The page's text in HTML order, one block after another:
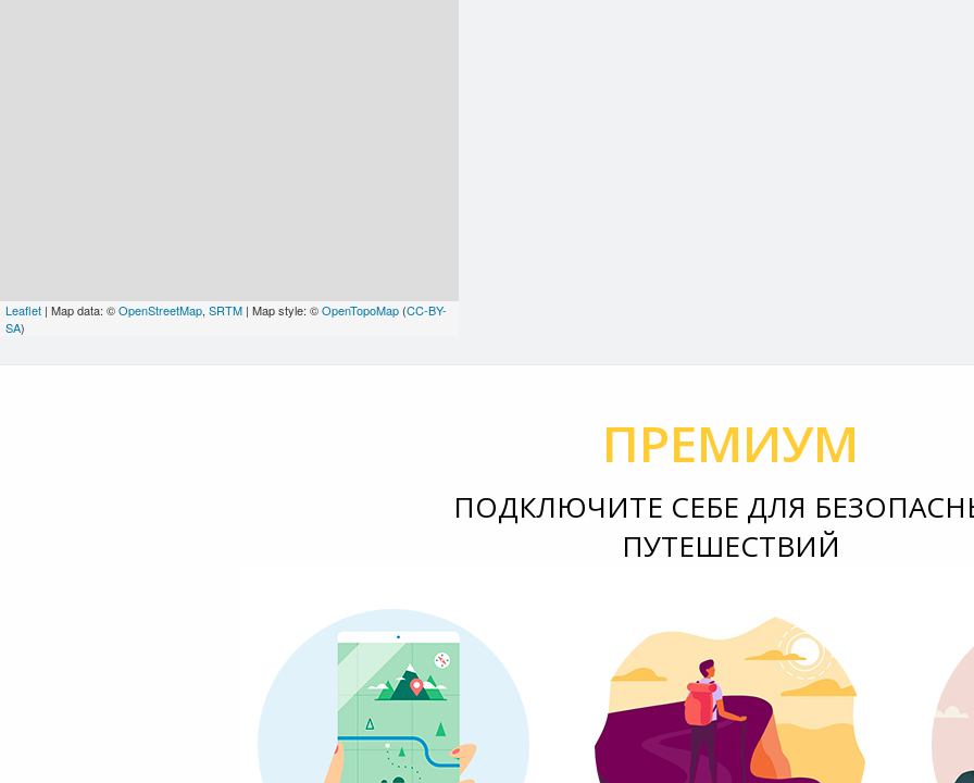
Leaflet | Map data: ©OpenStreetMap, SRTM | Map style: ©OpenTopoMap (CC-BY-
SA)
ПРЕМИУМ
ПОДКЛЮЧИТЕ СЕБЕ ДЛЯ
ПУТЕШЕСТВИЙ